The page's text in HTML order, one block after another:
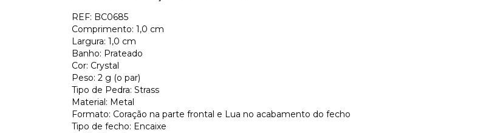
REF: BC0685
Comprimento: 1,0 cm
Largura: 1,0 cm
Banho: Prateado
Cor: Crystal
Peso: 2 g (o par)
Tipo de Pedra: Strass
Material: Metal
Formato: Coração na parte frontal e Lua no acabamento do fecho
Tipo de fecho: Encaixe